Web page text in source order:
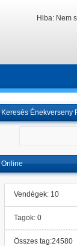
Hiba: Nem
Keresés Énekverseny
Online
Vendégek: 10
Tagok: 0
Összes tag:24580